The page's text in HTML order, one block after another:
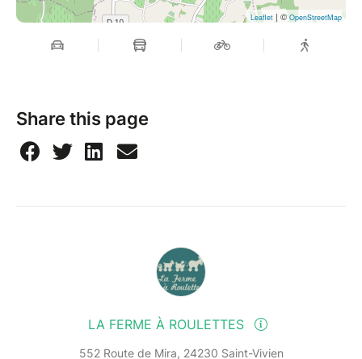
Leaflet | © OpenStreetMap
Share this page
LA FERME À ROULETTES
552 Route de Mira, 24230 Saint-Vivien